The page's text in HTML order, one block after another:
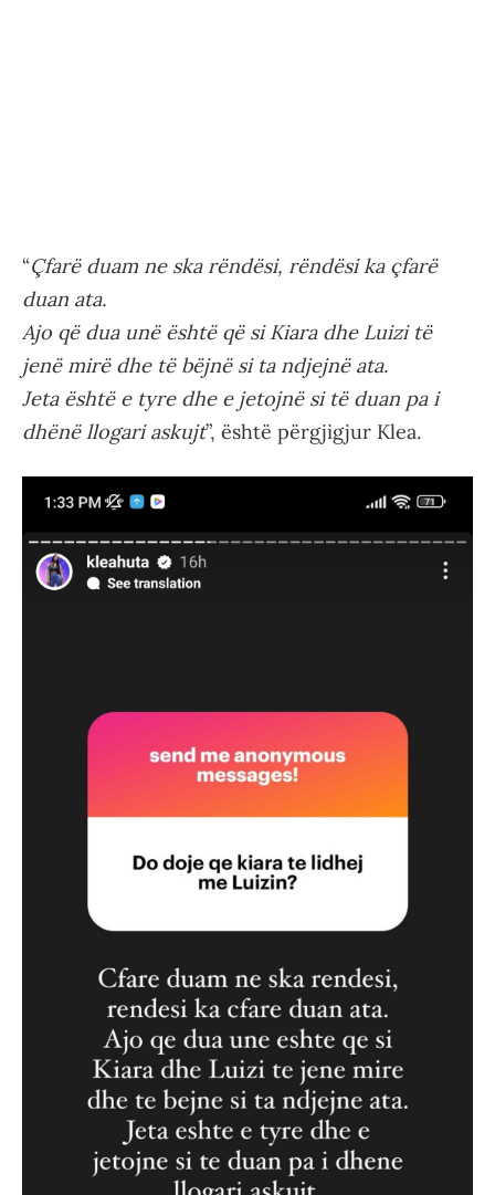
“Çfarë duam ne ska rëndësi, rëndësi ka çfarë
duan ata.
Ajo që dua unë është që si Kiara dhe Luizi të
jenë mirë dhe të bëjnë si ta ndjejnë ata.
Jeta është e tyre dhe e jetojnë si të duan pa i
dhënë llogari askujt”, është përgjigjur Klea.